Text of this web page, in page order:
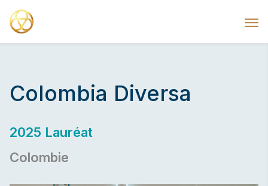
Colombia Diversa
2025 Lauréat
Colombie